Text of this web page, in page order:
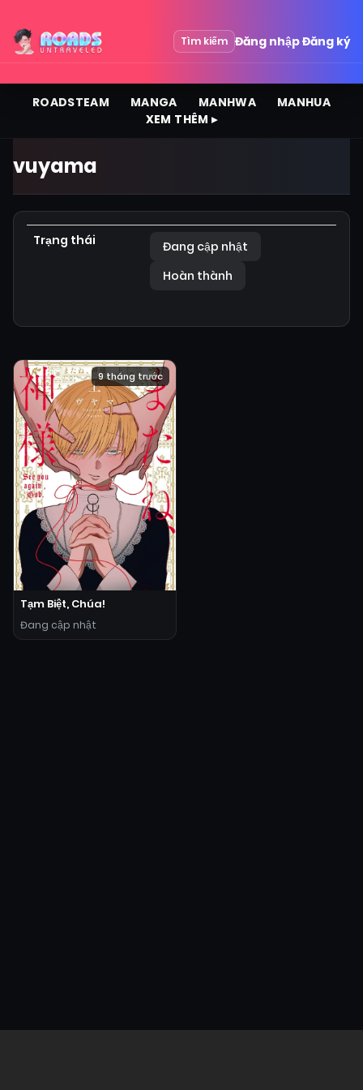
Tìm kiếm Đăng nhậpĐăng ký
ROADSTEAM MANGA MANHWA
MANHUA
XEM THÊM ▸
vuyama
Trạng thái
Đang cập nhật
Hoàn thành
9 tháng trước
Tạm Biệt, Chúa!
Đang cập nhật